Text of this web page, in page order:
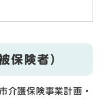
保険者）
介護保険事業計画・